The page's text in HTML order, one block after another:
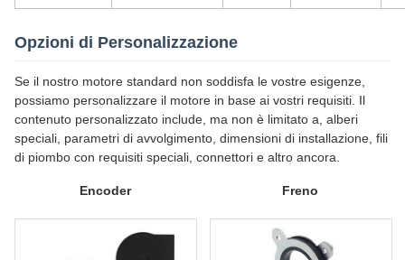
Opzioni di Personalizzazione
Se il nostro motore standard non soddisfa le vostre esigenze,
possiamo personalizzare il motore in base ai vostri requisiti. Il
contenuto personalizzato include, ma non è limitato a, alberi
speciali, parametri di avvolgimento, dimensioni di installazione, fili
di piombo con requisiti speciali, connettori e altro ancora.
Encoder Freno